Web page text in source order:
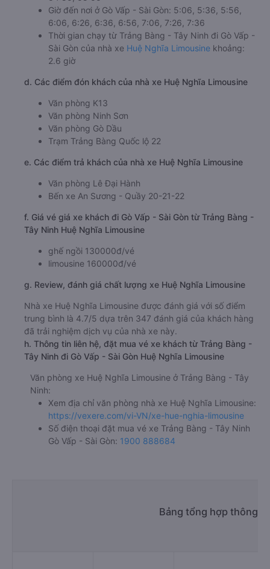
c. Lộ trình, giờ khởi hành và giờ kết thúc của xe khách Huệ
Nghĩa Limousine
Giờ xuất phát ở Trảng Bàng - Tây Ninh: 02:30,
03:00, 03:20, 03:30, 03:50, 04:00, 04:20, 04:30,
04:50, 05:00
6:06, 6:26, 6:36, 6:56, 7:06, 7:26, 7:36
Thời gian chạy từ Trảng Bàng - Tây Ninh đi Gò Vấp -
2.6 giờ
Văn phòng K13
Văn phòng Gò Dầu
Trạm Trảng Bàng Quốc lộ 22
e. Các điểm trả khách của nhà xe Huệ Nghĩa Limousine
Văn phòng Lê Đại Hành
Bến xe An Sương - Quầy 20-21-22
f. Giá vé giá xe khách đi Gò Vấp - Sài Gòn từ Trảng Bàng -
Tây Ninh Huệ Nghĩa Limousine
ghế ngồi 130000đ/vé
limousine 160000đ/vé
g. Review, đánh giá chất lượng xe Huệ Nghĩa Limousine
h. Thông tin liên hệ, đặt mua vé xe khách từ Trảng Bàng -
Tây Ninh đi Gò Vấp - Sài Gòn Huệ Nghĩa Limousine